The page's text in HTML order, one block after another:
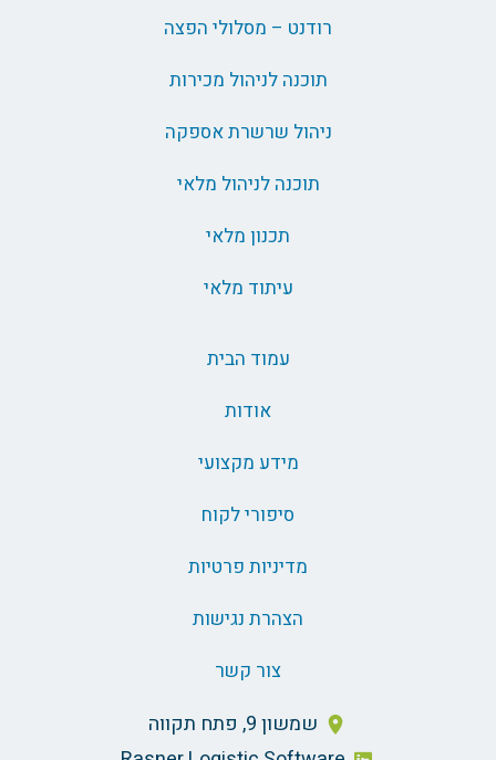
רודנט – מסלולי הפצה
תוכנה לניהול מכירות
ניהול שרשרת אספקה
תוכנה לניהול מלאי
תכנון מלאי
עיתוד מלאי
עמוד הבית
אודות
מידע מקצועי
סיפורי לקוח
מדיניות פרטיות
הצהרת נגישות
צור קשר
שמשון 9, פתח תקווה